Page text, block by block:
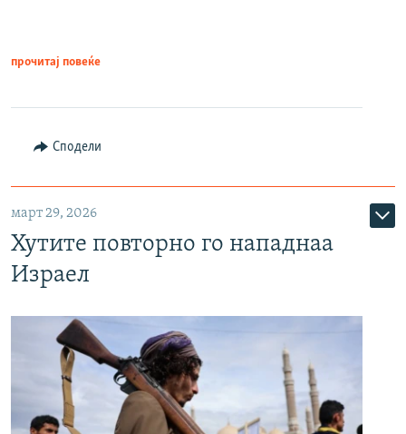
прочитај повеќе
Сподели
март 29, 2026
Хутите повторно го нападнаа
Израел